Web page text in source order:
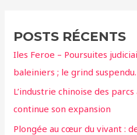
r
c
h
e
r
POSTS RÉCENTS
Iles Feroe – Poursuites
baleiniers ; le grind suspendu.
L’industrie chinoise des
continue son expansion
Plongée au cœur du vivant :